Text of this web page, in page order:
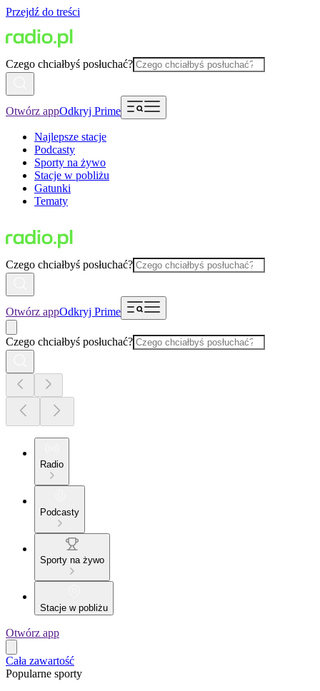
Przejdź do treści
Czego chciałbyś posłuchać?
Otwórz appOdkryj Prime
Najlepsze stacje
Podcasty
Sporty na żywo
Stacje w pobliżu
Gatunki
Tematy
Czego chciałbyś posłuchać?
Otwórz appOdkryj Prime
Czego chciałbyś posłuchać?
Radio
Podcasty
Sporty na żywo
Stacje w pobliżu
Otwórz app
Cała zawartość
Popularne sporty